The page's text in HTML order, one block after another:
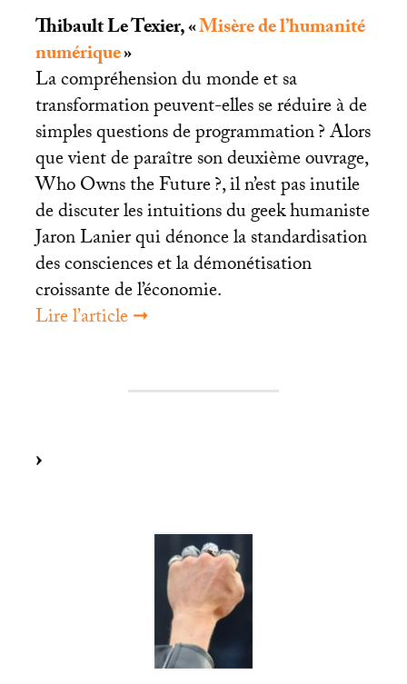
Thibault Le Texier, «Misère de l’humanité
numérique»
La compréhension du monde et sa
transformation peuvent-elles se réduire à de
simples questions de programmation? Alors
que vient de paraître son deuxième ouvrage,
Who Owns the Future?, il n’est pas inutile
de discuter les intuitions du geek humaniste
Jaron Lanier qui dénonce la standardisation
des consciences et la démonétisation
croissante de l’économie.
Lire l’article ➞